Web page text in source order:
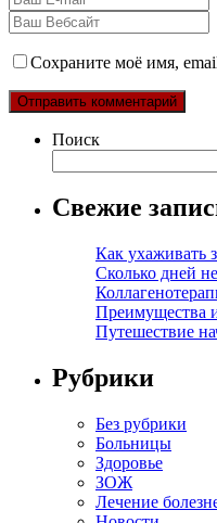
Сохраните моё имя,
Поиск
Свежие
Как ухаживать
Сколько дней
Преимущества
Путешествие
Рубрики
Без рубрики
Больницы
Здоровье
ЗОЖ
Лечение